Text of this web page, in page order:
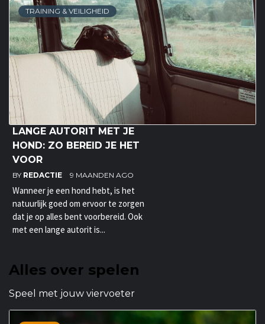
TRAINING & VEILIGHEID
LANGE AUTORIT MET JE
HOND: ZO BEREID JE HET
VOOR
BY REDACTIE 9 MAANDEN AGO
Wanneer je een hond hebt, is het
natuurlijk goed om ervoor te zorgen
dat je op alles bent voorbereid. Ook
met een lange autorit is...
Alles over spelen
Speel met jouw viervoeter